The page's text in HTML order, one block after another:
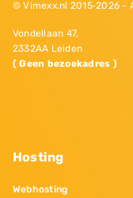
© Vimexx.nl 2015‐2026 -
Vondellaan 47,
2332AA Leiden
( Geen bezoekadres )
Hosting
Webhosting